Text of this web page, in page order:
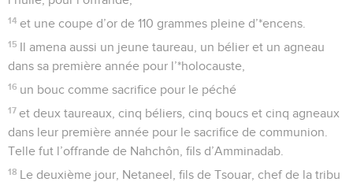
14 et une coupe d’or de 110 grammes pleine d’*encens.
15 Il amena aussi un jeune taureau, un bélier et un agneau
dans sa première année pour l’*holocauste,
16 un bouc comme sacrifice pour le péché
17 et deux taureaux, cinq béliers, cinq boucs et cinq agneaux
dans leur première année pour le sacrifice de communion.
Telle fut l’offrande de Nahchôn, fils d’Amminadab.
18 Le deuxième jour, Netaneel, fils de Tsouar, chef de la tribu